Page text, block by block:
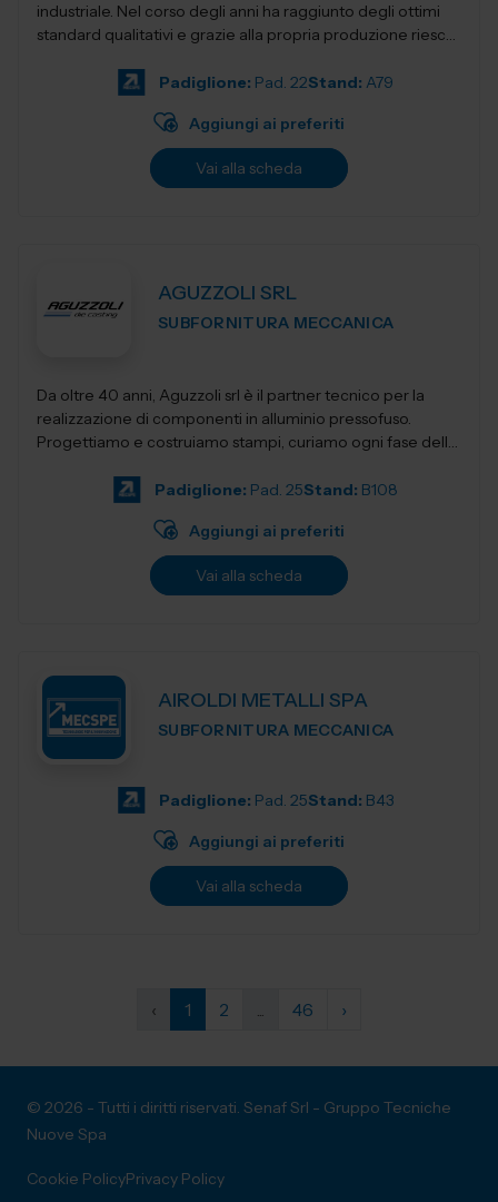
industriale. Nel corso degli anni ha raggiunto degli ottimi
standard qualitativi e grazie alla propria produzione riesce
Padiglione: Pad. 22Stand: A79
Aggiungi ai preferiti
Vai alla scheda
AGUZZOLI SRL
SUBFORNITURA MECCANICA
Da oltre 40 anni, Aguzzoli srl è il partner tecnico per la
realizzazione di componenti in alluminio pressofuso.
Progettiamo e costruiamo stampi, curiamo ogni fase della
Padiglione: Pad. 25Stand: B108
Aggiungi ai preferiti
Vai alla scheda
AIROLDI METALLI SPA
SUBFORNITURA MECCANICA
Padiglione: Pad. 25Stand: B43
Aggiungi ai preferiti
Vai alla scheda
‹ 1 2 ... 46 ›
© 2026 - Tutti i diritti riservati. Senaf Srl - Gruppo Tecniche
Nuove Spa
Cookie PolicyPrivacy Policy